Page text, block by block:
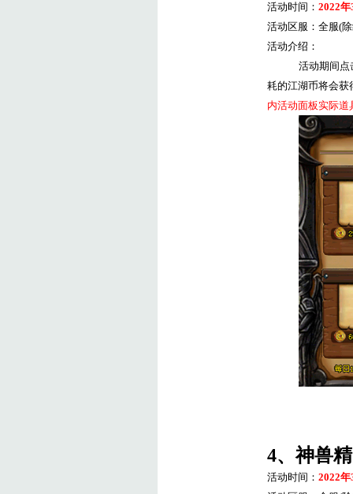
活动时间： 2022年
活动区服：全服(
活动介绍：
活动期间点
耗的江湖币将会获
内活动面板实际道
4、神兽
活动时间： 2022年